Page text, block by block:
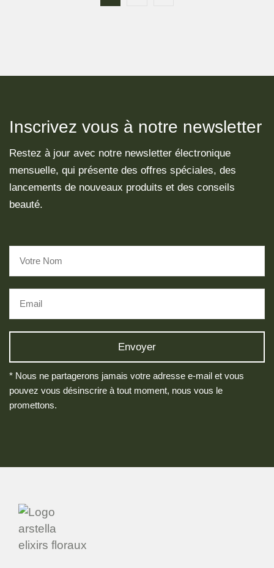
Inscrivez vous à notre newsletter
Restez à jour avec notre newsletter électronique
mensuelle, qui présente des offres spéciales, des
lancements de nouveaux produits et des conseils
beauté.
* Nous ne partagerons jamais votre adresse e-mail et vous
pouvez vous désinscrire à tout moment, nous vous le
promettons.